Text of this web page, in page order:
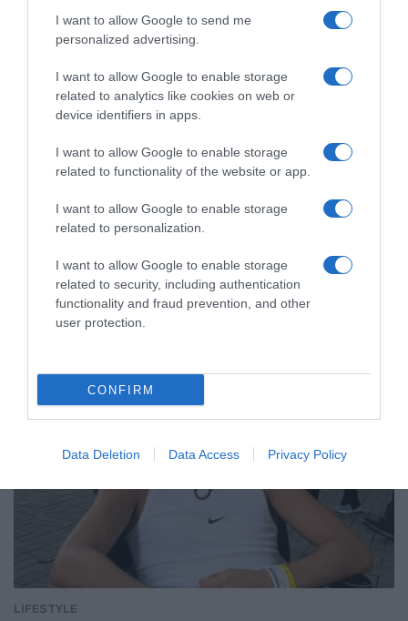
I want to allow Google to send me
personalized advertising.
I want to allow Google to enable storage
related to analytics like cookies on web or
device identifiers in apps.
I want to allow Google to enable storage
related to functionality of the website or app.
I want to allow Google to enable storage
related to personalization.
I want to allow Google to enable storage
related to security, including authentication
functionality and fraud prevention, and other
user protection.
CONFIRM
Data Deletion Data Access Privacy Policy
LIFESTYLE
LIFESTYLE